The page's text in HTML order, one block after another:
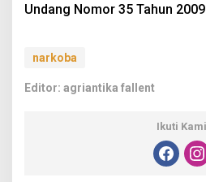
Undang Nomor 35 Tahun
narkoba
Editor: agriantika fallent
Ikuti Kami